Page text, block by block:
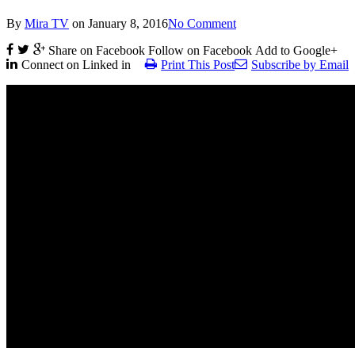
By Mira TV on January 8, 2016No Comment
Share on Facebook Follow on Facebook Add to Google+
Connect on Linked in
Subscribe by Email
Print This Post